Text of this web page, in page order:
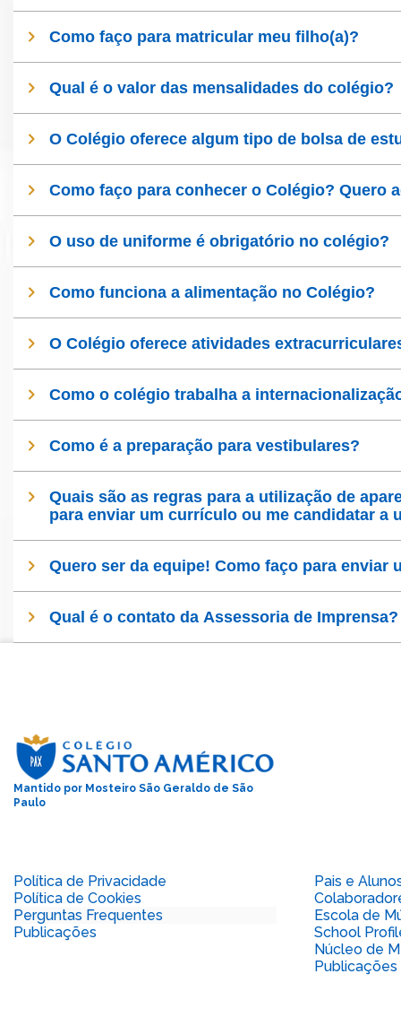
Como faço para matricular meu filho(a)?
Qual é o valor das mensalidades do colégio?
O Colégio oferece algum tipo de bolsa de
Como faço para conhecer o Colégio? Quero
O uso de uniforme é obrigatório no colégio?
Como funciona a alimentação no Colégio?
O Colégio oferece atividades
Como o colégio trabalha a
Como é a preparação para vestibulares?
Quais são as regras para a utilização de aparelho celular no
para enviar um currículo ou me candidatar a
Quero ser da equipe! Como faço para
Qual é o contato da Assessoria de Imprensa?
Mantido por Mosteiro São Geraldo de São
Paulo
Política de Privacidade
Política de Cookies
Perguntas Frequentes
Publicações
Pais e
Escola de
School
Núcleo de
Publicações